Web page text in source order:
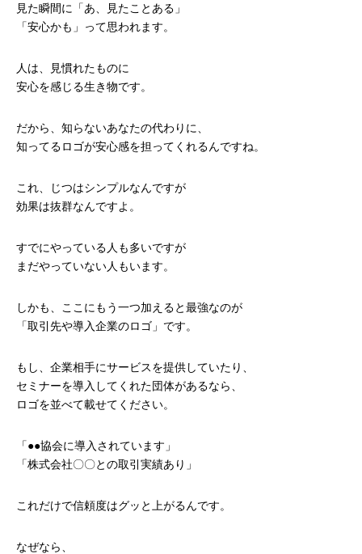
見た瞬間に「あ、見たことある」
「安心かも」って思われます。
人は、見慣れたものに
安心を感じる生き物です。
だから、知らないあなたの代わりに、
知ってるロゴが安心感を担ってくれるんですね。
これ、じつはシンプルなんですが
効果は抜群なんですよ。
すでにやっている人も多いですが
まだやっていない人もいます。
しかも、ここにもう一つ加えると最強なのが
「取引先や導入企業のロゴ」です。
もし、企業相手にサービスを提供していたり、
セミナーを導入してくれた団体があるなら、
ロゴを並べて載せてください。
「●●協会に導入されています」
「株式会社〇〇との取引実績あり」
これだけで信頼度はグッと上がるんです。
なぜなら、